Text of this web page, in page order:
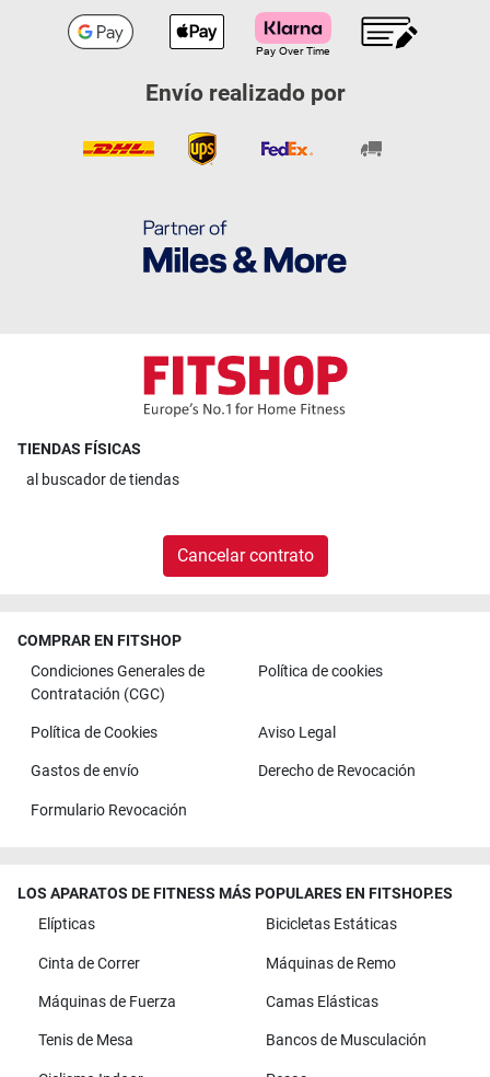
Envío realizado por
TIENDAS FÍSICAS
al buscador de tiendas
Cancelar contrato
COMPRAR EN FITSHOP
Condiciones Generales de
Contratación (CGC)
Política de cookies
Política de Cookies Aviso Legal
Gastos de envío Derecho de Revocación
Formulario Revocación
LOS APARATOS DE FITNESS MÁS POPULARES EN FITSHOP.ES
Elípticas
Bicicletas Estáticas
Cinta de Correr Máquinas de Remo
Máquinas de Fuerza Camas Elásticas
Tenis de Mesa Bancos de Musculación